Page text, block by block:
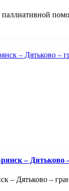
– Дятьково
– Дятьково –